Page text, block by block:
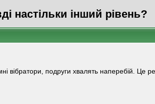
настільки інший рівень?
вібратори, подруги хвалять наперебій. Це